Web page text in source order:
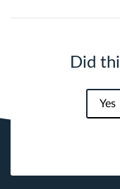
Did
Yes